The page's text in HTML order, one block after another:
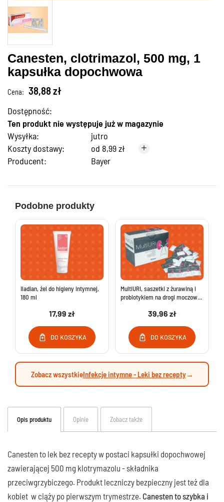
Canesten, clotrimazol, 500 mg, 1
kapsułka dopochwowa
Cena: 38,88 zł
Dostępność:
Ten produkt nie występuje już w magazynie
Wysyłka:
jutro
Koszty dostawy:
od 8,99 zł
Producent:
Bayer
Podobne produkty
Iladian, żel do higieny intymnej,
180 ml
17,99 zł
DO KOSZYKA
MultiURI, saszetki z żurawiną i
probiotykiem na drogi moczowe,
39,96 zł
DO KOSZYKA
Zobacz wszystkieInfekcje intymne - Leki bez recepty→
Opis produktu Opinie Zobacz także
Canesten to lek bez recepty w postaci kapsułki dopochwowej
zawierającej 500 mg klotrymazolu - składnika
przeciwgrzybiczego. Produkt leczniczy bezpieczny jest też dla
kobiet w ciąży po pierwszym trymestrze. Canesten to szybka i